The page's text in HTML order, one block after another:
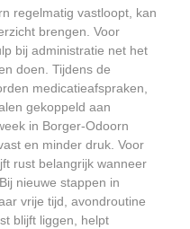
regelmatig vastloopt, kan
brengen. Voor
bij administratie net het
doen. Tijdens de
medicatieafspraken,
gekoppeld aan
in Borger-Odoorn
en minder druk. Voor
rust belangrijk wanneer
nieuwe stappen in
vrije tijd, avondroutine
blijft liggen, helpt